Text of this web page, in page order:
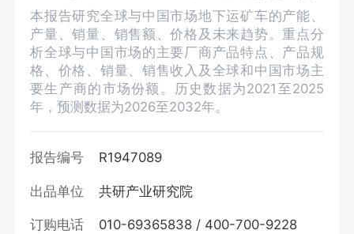
本报告研究全球与中国市场地下运矿车的产能、
产量、销量、销售额、价格及未来趋势。重点分
析全球与中国市场的主要厂商产品特点、产品规
格、价格、销量、销售收入及全球和中国市场主
要生产商的市场份额。历史数据为2021至2025
年，预测数据为2026至2032年。
报告编号 R1947089
出品单位 共研产业研究院
订购电话 010-69365838 / 400-700-9228